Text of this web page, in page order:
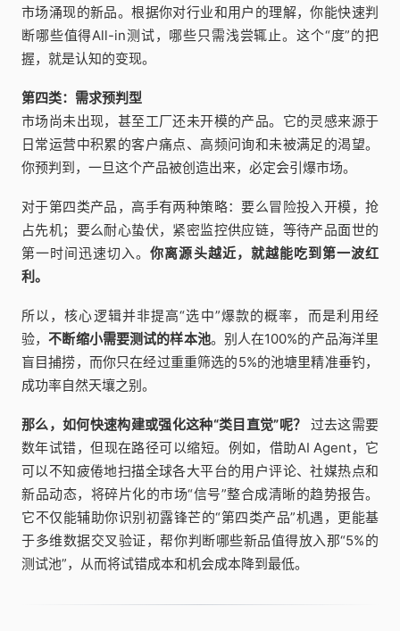
市场涌现的新品。根据你对行业和用户的理解，你能快速判
断哪些值得All-in测试，哪些只需浅尝辄止。这个“度”的把
握，就是认知的变现。
第四类：需求预判型
市场尚未出现，甚至工厂还未开模的产品。它的灵感来源于
日常运营中积累的客户痛点、高频问询和未被满足的渴望。
你预判到，一旦这个产品被创造出来，必定会引爆市场。
对于第四类产品，高手有两种策略：要么冒险投入开模，抢
占先机；要么耐心蛰伏，紧密监控供应链，等待产品面世的
第一时间迅速切入。你离源头越近，就越能吃到第一波红
利。
所以，核心逻辑并非提高“选中”爆款的概率，而是利用经
验，不断缩小需要测试的样本池。别人在100%的产品海洋里
盲目捕捞，而你只在经过重重筛选的5%的池塘里精准垂钓，
成功率自然天壤之别。
那么，如何快速构建或强化这种“类目直觉”呢？
过去这需要
数年试错，但现在路径可以缩短。例如，借助AI Agent，它
可以不知疲倦地扫描全球各大平台的用户评论、社媒热点和
新品动态，将碎片化的市场“信号”整合成清晰的趋势报告。
它不仅能辅助你识别初露锋芒的“第四类产品”机遇，更能基
于多维数据交叉验证，帮你判断哪些新品值得放入那“5%的
测试池”，从而将试错成本和机会成本降到最低。